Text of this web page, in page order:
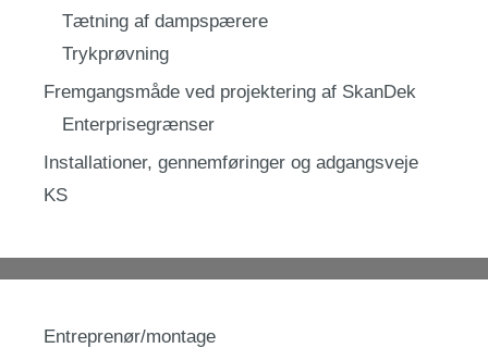
Tætning af dampspærere
Trykprøvning
Fremgangsmåde ved projektering af SkanDek
Enterprisegrænser
Installationer, gennemføringer og adgangsveje
KS
Entreprenør/montage